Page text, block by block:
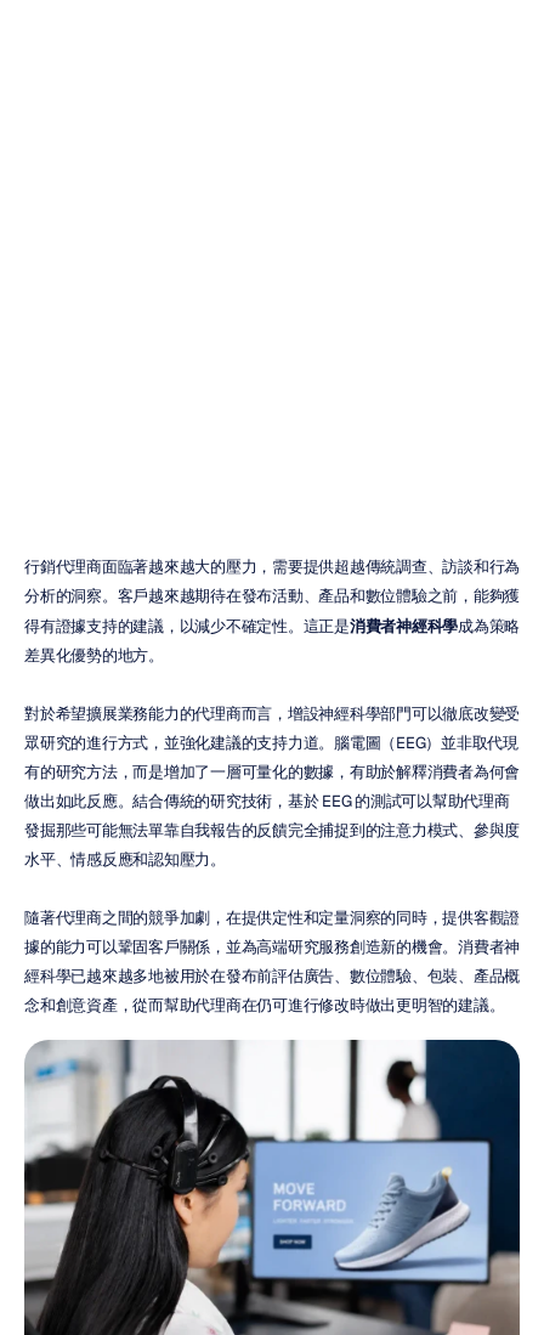
行銷代理商面臨著越來越大的壓力，需要提供超越傳統調查、訪談和行為
分析的洞察。客戶越來越期待在發布活動、產品和數位體驗之前，能夠獲
得有證據支持的建議，以減少不確定性。這正是消費者神經科學成為策略
差異化優勢的地方。
對於希望擴展業務能力的代理商而言，增設神經科學部門可以徹底改變受
眾研究的進行方式，並強化建議的支持力道。腦電圖（EEG）並非取代現
有的研究方法，而是增加了一層可量化的數據，有助於解釋消費者為何會
做出如此反應。結合傳統的研究技術，基於 EEG 的測試可以幫助代理商
發掘那些可能無法單靠自我報告的反饋完全捕捉到的注意力模式、參與度
水平、情感反應和認知壓力。
隨著代理商之間的競爭加劇，在提供定性和定量洞察的同時，提供客觀證
據的能力可以鞏固客戶關係，並為高端研究服務創造新的機會。消費者神
經科學已越來越多地被用於在發布前評估廣告、數位體驗、包裝、產品概
念和創意資產，從而幫助代理商在仍可進行修改時做出更明智的建議。